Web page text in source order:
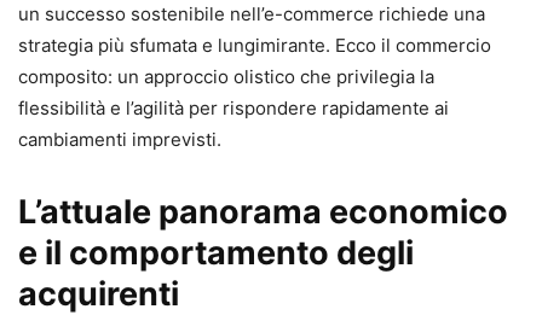
un successo sostenibile nell’e-commerce richiede una
strategia più sfumata e lungimirante. Ecco il commercio
composito: un approccio olistico che privilegia la
flessibilità e l’agilità per rispondere rapidamente ai
cambiamenti imprevisti.
L’attuale panorama economico
e il comportamento degli
acquirenti